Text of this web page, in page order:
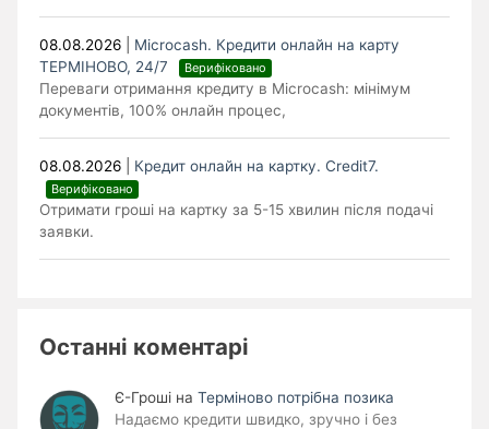
08.08.2026
Microcash. Кредити онлайн на карту
ТЕРМІНОВО, 24/7
Верифіковано
Переваги отримання кредиту в Microcash: мінімум
документів, 100% онлайн процес,
08.08.2026 Кредит онлайн на картку. Credit7.
Верифіковано
Отримати гроші на картку за 5-15 хвилин після подачі
заявки.
Останні коментарі
Є-Гроші на Терміново потрібна позика
Надаємо кредити швидко, зручно і без